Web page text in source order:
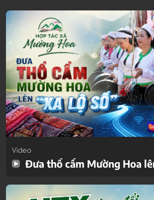
Video
Đưa thổ cẩm Mường Hoa